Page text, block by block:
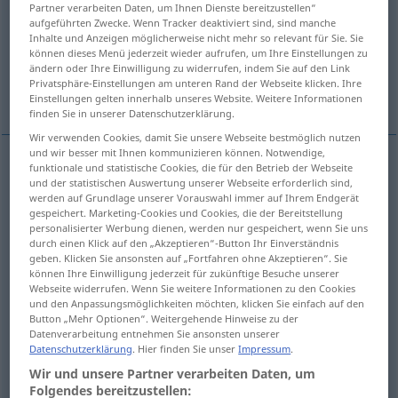
Übersicht aller Übersetzungen
(Für mehr Details die Übersetzung anklicken/antippen)
Vater Pater Weitere Beispiele...
Vaterm padre
Paterm padre REL
Beispiele
los padrespl
Partner verarbeiten Daten, um Ihnen Dienste bereitzustellen“
aufgeführten Zwecke. Wenn Tracker deaktiviert sind, sind manche
Inhalte und Anzeigen möglicherweise nicht mehr so relevant für Sie. Sie
können dieses Menü jederzeit wieder aufrufen, um Ihre Einstellungen zu
ändern oder Ihre Einwilligung zu widerrufen, indem Sie auf den Link
Privatsphäre-Einstellungen am unteren Rand der Webseite klicken. Ihre
Einstellungen gelten innerhalb unseres Website. Weitere Informationen
finden Sie in unserer Datenschutzerklärung.
Wir verwenden Cookies, damit Sie unsere Webseite bestmöglich nutzen
und wir besser mit Ihnen kommunizieren können. Notwendige,
funktionale und statistische Cookies, die für den Betrieb der Webseite
und der statistischen Auswertung unserer Webseite erforderlich sind,
werden auf Grundlage unserer Vorauswahl immer auf Ihrem Endgerät
gespeichert. Marketing-Cookies und Cookies, die der Bereitstellung
personalisierter Werbung dienen, werden nur gespeichert, wenn Sie uns
durch einen Klick auf den „Akzeptieren“-Button Ihr Einverständnis
geben. Klicken Sie ansonsten auf „Fortfahren ohne Akzeptieren“. Sie
können Ihre Einwilligung jederzeit für zukünftige Besuche unserer
Webseite widerrufen. Wenn Sie weitere Informationen zu den Cookies
und den Anpassungsmöglichkeiten möchten, klicken Sie einfach auf den
Button „Mehr Optionen“. Weitergehende Hinweise zu der
Datenverarbeitung entnehmen Sie ansonsten unserer
Datenschutzerklärung. Hier finden Sie unserImpressum.
Wir und unsere Partner verarbeiten Daten, um
Folgendes bereitzustellen: